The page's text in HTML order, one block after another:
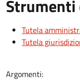
Tutela
Tutela
Argomenti: